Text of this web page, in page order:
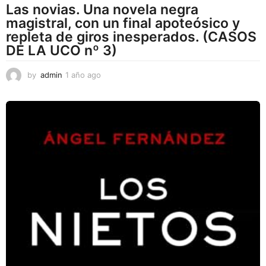
Las novias. Una novela negra
magistral, con un final apoteósico y
repleta de giros inesperados. (CASOS
DE LA UCO nº 3)
by admin 1 año ago
o